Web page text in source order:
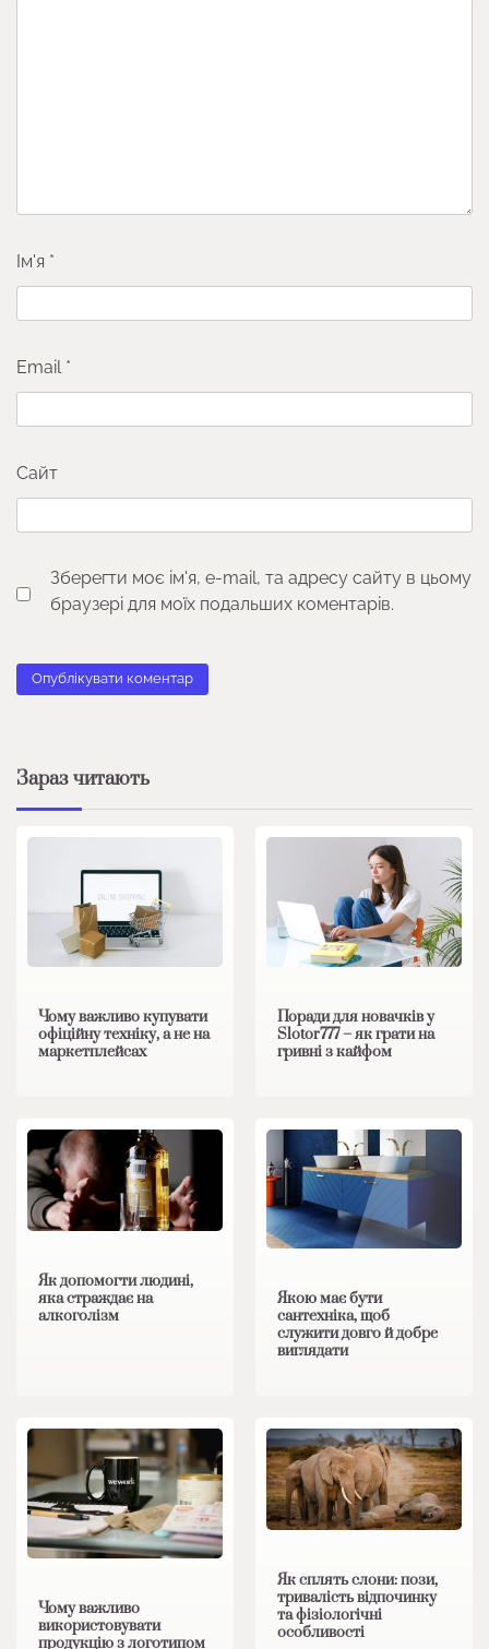
Ім'я *
Email *
Сайт
Зберегти моє ім'я, e-mail, та адресу сайту в цьому
браузері для моїх подальших коментарів.
Зараз читають
Чому важливо купувати
офіційну техніку, а не на
маркетплейсах
Поради для новачків у
Slotor777 – як грати на
гривні з кайфом
Як допомогти людині,
яка страждає на
алкоголізм
Якою має бути
сантехніка, щоб
служити довго й добре
виглядати
Чому важливо
використовувати
продукцію з логотипом
Як сплять слони: пози,
тривалість відпочинку
та фізіологічні
особливості